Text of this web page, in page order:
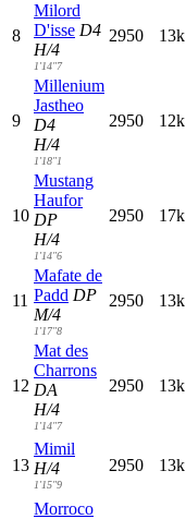
8
Milord
D'isse D4
H/4
1'14"7
2950 13k
9
Millenium
Jastheo
D4
H/4
1'18"1
2950 12k
10
Mustang
Haufor
DP
H/4
1'14"6
2950 17k
11
Mafate de
Padd DP
M/4
1'17"8
2950 13k
12
Mat des
Charrons
DA
H/4
1'14"7
2950 13k
13
Mimil
H/4
1'15"9
2950 13k
Morroco